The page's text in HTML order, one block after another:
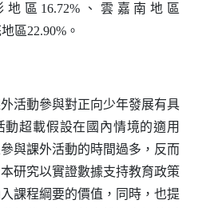
地區16.72%、雲嘉南地區
區22.90%。
動參與對正向少年發展有具
動超載假設在國內情境的適用
與課外活動的時間過多，反而
研究以實證數據支持教育政策
課程綱要的價值，同時，也提